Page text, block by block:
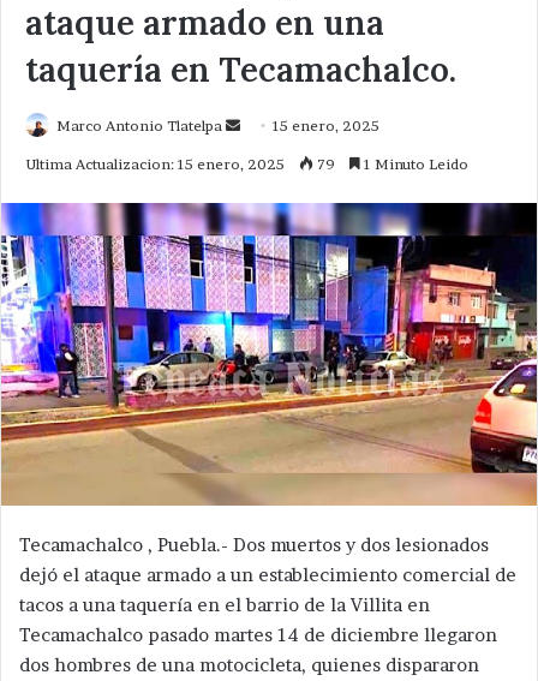
ataque armado en una
taquería en Tecamachalco.
Marco Antonio Tlatelpa
Send15 enero, 2025
Ultima Actualizacion: 15 enero, 2025 79 1 Minuto Leido
Tecamachalco , Puebla.- Dos muertos y dos lesionados
dejó el ataque armado a un establecimiento comercial de
tacos a una taquería en el barrio de la Villita en
Tecamachalco pasado martes 14 de diciembre llegaron
dos hombres de una motocicleta, quienes dispararon